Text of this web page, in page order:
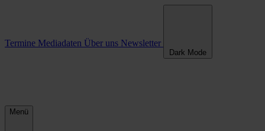
Termine Mediadaten Über uns Newsletter
Dark Mode
Menü